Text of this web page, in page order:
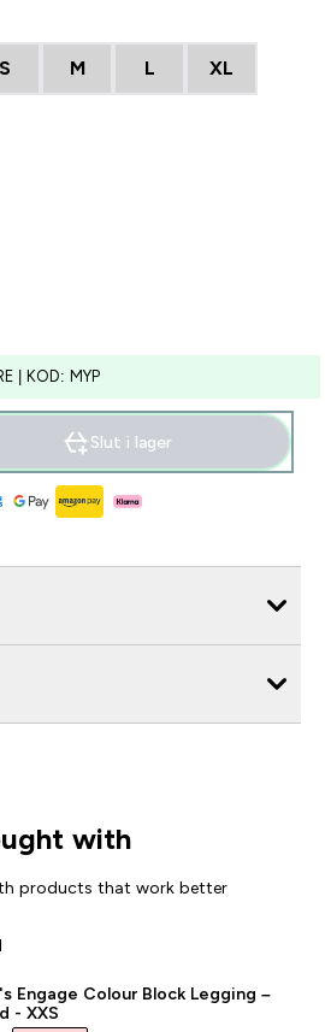
S M L XL
| KOD: MYP
price
Slut i lager
with
products that work better
Engage Colour Block Legging –
- XXS